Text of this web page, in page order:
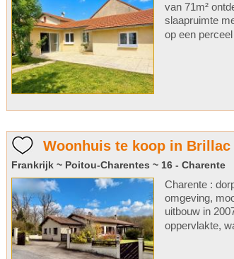
van 71m²
slaapruimte
op een
Woonhuis te koop in Brillac
Frankrijk ~ Poitou-Charentes ~ 16 - Charente
Charente :
omgeving,
uitbouw in
oppervlakte,